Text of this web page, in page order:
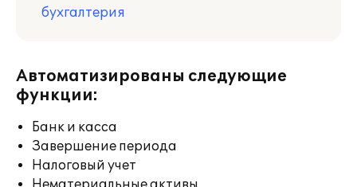
бухгалтерия
Автоматизированы следующие
функции:
Банк и касса
Завершение периода
Налоговый учет